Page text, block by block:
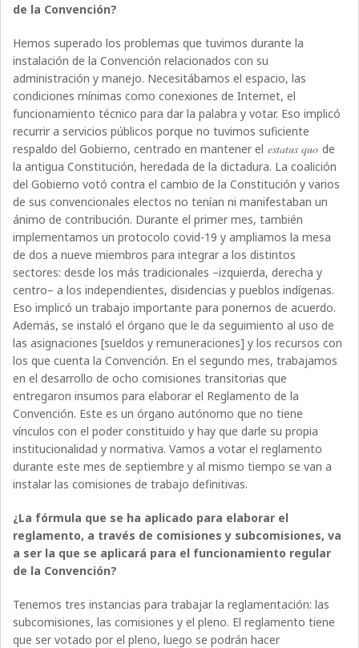
de la Convención?
Hemos superado los problemas que tuvimos durante la
instalación de la Convención relacionados con su
administración y manejo. Necesitábamos el espacio, las
condiciones mínimas como conexiones de Internet, el
funcionamiento técnico para dar la palabra y votar. Eso implicó
recurrir a servicios públicos porque no tuvimos suficiente
respaldo del Gobierno, centrado en mantener el estatus quode
la antigua Constitución, heredada de la dictadura. La coalición
del Gobierno votó contra el cambio de la Constitución y varios
de sus convencionales electos no tenían ni manifestaban un
ánimo de contribución. Durante el primer mes, también
implementamos un protocolo covid-19 y ampliamos la mesa
de dos a nueve miembros para integrar a los distintos
sectores: desde los más tradicionales –izquierda, derecha y
centro– a los independientes, disidencias y pueblos indígenas.
Eso implicó un trabajo importante para ponernos de acuerdo.
Además, se instaló el órgano que le da seguimiento al uso de
las asignaciones [sueldos y remuneraciones] y los recursos con
los que cuenta la Convención. En el segundo mes, trabajamos
en el desarrollo de ocho comisiones transitorias que
entregaron insumos para elaborar el Reglamento de la
Convención. Este es un órgano autónomo que no tiene
vínculos con el poder constituido y hay que darle su propia
institucionalidad y normativa. Vamos a votar el reglamento
durante este mes de septiembre y al mismo tiempo se van a
instalar las comisiones de trabajo definitivas.
¿La fórmula que se ha aplicado para elaborar el
reglamento, a través de comisiones y subcomisiones, va
a ser la que se aplicará para el funcionamiento regular
de la Convención?
Tenemos tres instancias para trabajar la reglamentación: las
subcomisiones, las comisiones y el pleno. El reglamento tiene
que ser votado por el pleno, luego se podrán hacer